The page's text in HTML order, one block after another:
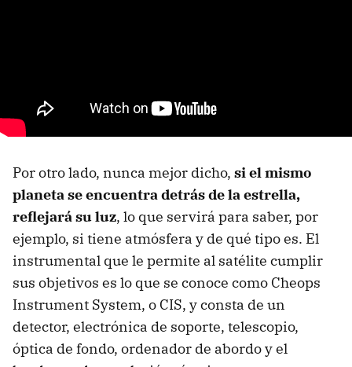
Por otro lado, nunca mejor dicho, si el mismo
planeta se encuentra detrás de la estrella,
reflejará su luz, lo que servirá para saber, por
ejemplo, si tiene atmósfera y de qué tipo es. El
instrumental que le permite al satélite cumplir
sus objetivos es lo que se conoce como Cheops
Instrument System, o CIS, y consta de un
detector, electrónica de soporte, telescopio,
óptica de fondo, ordenador de abordo y el